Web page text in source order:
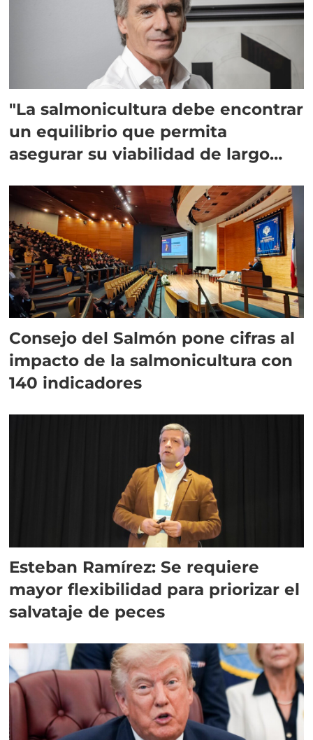
"La salmonicultura debe encontrar
un equilibrio que permita
asegurar su viabilidad de largo
Consejo del Salmón pone cifras al
impacto de la salmonicultura con
140 indicadores
Esteban Ramírez: Se requiere
mayor flexibilidad para priorizar el
salvataje de peces